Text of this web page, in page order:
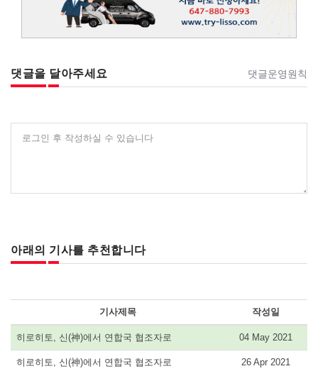
댓글을 달아주세요 댓글운영원칙
로그인 후 작성하실 수 있습니다
아래의 기사를 추천합니다
기사제목 작성일
히로히토, 신(神)에서 연합국 협조자로 04 May 2021
히로히토, 신(神)에서 연합국 협조자로 26 Apr 2021